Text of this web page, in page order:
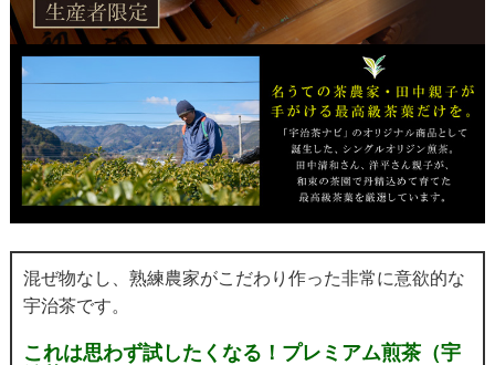
混ぜ物なし、熟練農家がこだわり作った非常に意欲的な
宇治茶です。
これは思わず試したくなる！プレミアム煎茶（宇